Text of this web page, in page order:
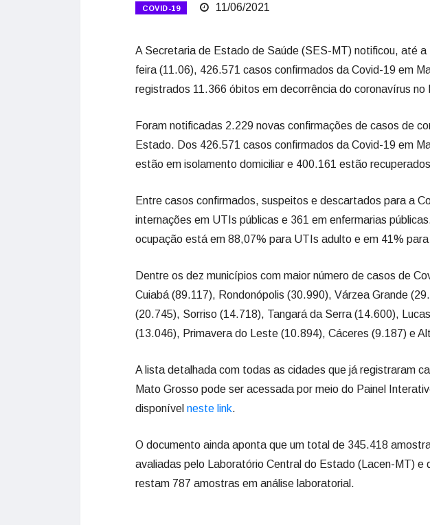
COVID-19 11/06/2021
A Secretaria de Estado de Saúde (SES-MT) notificou, até
feira (11.06), 426.571 casos confirmados da Covid-19 em
registrados 11.366 óbitos em decorrência do coronavírus no
Foram notificadas 2.229 novas confirmações de casos de
Estado. Dos 426.571 casos confirmados da Covid-19 em
estão em isolamento domiciliar e 400.161 estão
Entre casos confirmados, suspeitos e descartados para a
internações em UTIs públicas e 361 em enfermarias
ocupação está em 88,07% para UTIs adulto e em 41%
Dentre os dez municípios com maior número de casos de
Cuiabá (89.117), Rondonópolis (30.990), Várzea Grande
(20.745), Sorriso (14.718), Tangará da Serra (14.600),
(13.046), Primavera do Leste (10.894), Cáceres (9.187) e
A lista detalhada com todas as cidades que já registraram
Mato Grosso pode ser acessada por meio do Painel
disponível neste link.
O documento ainda aponta que um total de 345.418
avaliadas pelo Laboratório Central do Estado (Lacen-MT) e
restam 787 amostras em análise laboratorial.